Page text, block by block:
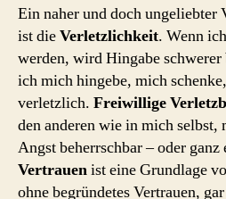
Ein naher und doch ungeliebter
ist dieVerletzlichkeit. Wenn
werden, wird Hingabe
ich mich hingebe, mich
verletzlich. Freiwillige
den anderen wie in mich
Angst beherrschbar – oder
Vertrauenist eine Grundlage
ohne begründetes Vertrauen,